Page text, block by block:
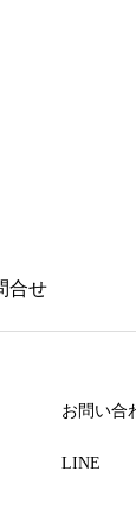
合せ
お問い合
LINE